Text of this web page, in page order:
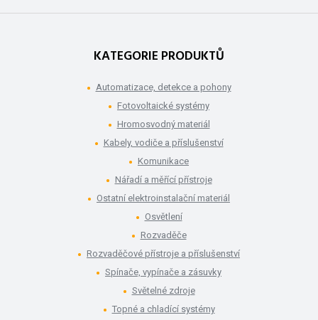
KATEGORIE PRODUKTŮ
Automatizace, detekce a pohony
Fotovoltaické systémy
Hromosvodný materiál
Kabely, vodiče a příslušenství
Komunikace
Nářadí a měřící přístroje
Ostatní elektroinstalační materiál
Osvětlení
Rozvaděče
Rozvaděčové přístroje a příslušenství
Spínače, vypínače a zásuvky
Světelné zdroje
Topné a chladící systémy